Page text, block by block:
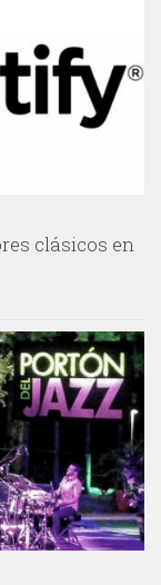
clásicos en